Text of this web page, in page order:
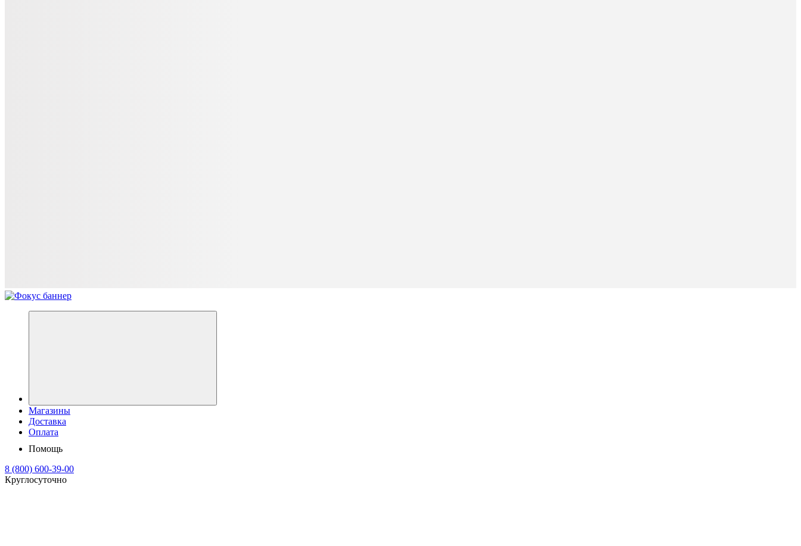
Магазины
Доставка
Оплата
Помощь
8 (800) 600-39-00
Круглосуточно